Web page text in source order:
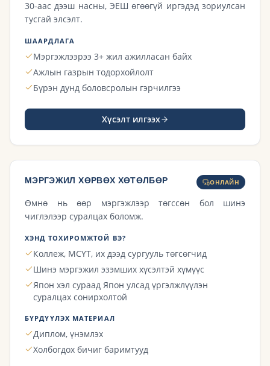
30-аас дээш насны, ЭЕШ өгөөгүй иргэдэд зориулсан
тусгай элсэлт.
ШААРДЛАГА
Мэргэжлээрээ 3+ жил ажилласан байх
Ажлын газрын тодорхойлолт
Бүрэн дунд боловсролын гэрчилгээ
Хүсэлт илгээх
МЭРГЭЖИЛ ХӨРВӨХ ХӨТӨЛБӨР ОНЛАЙН
Өмнө нь өөр мэргэжлээр төгссөн бол шинэ
чиглэлээр суралцах боломж.
ХЭНД ТОХИРОМЖТОЙ ВЭ?
Коллеж, МСҮТ, их дээд сургууль төгсөгчид
Шинэ мэргэжил эзэмших хүсэлтэй хүмүүс
Япон хэл сураад Япон улсад үргэлжлүүлэн
суралцах сонирхолтой
БҮРДҮҮЛЭХ МАТЕРИАЛ
Диплом, үнэмлэх
Холбогдох бичиг баримтууд